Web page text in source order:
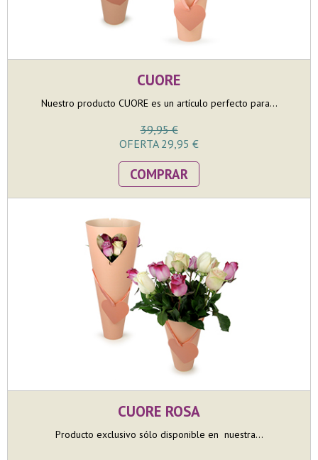
CUORE
Nuestro producto CUORE es un artículo perfecto para...
39,95 €
OFERTA 29,95 €
COMPRAR
CUORE ROSA
Producto exclusivo sólo disponible en nuestra...